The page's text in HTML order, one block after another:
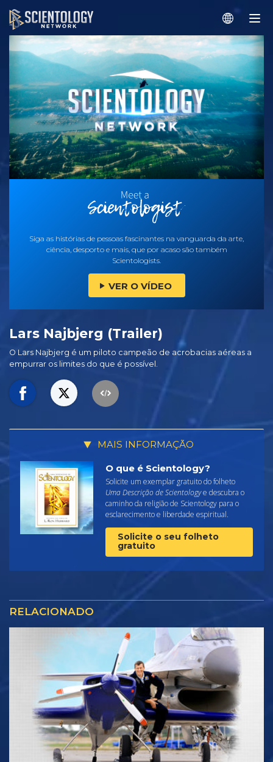
Siga as histórias de pessoas fascinantes na vanguarda da arte,
ciência, desporto e mais, que por acaso são também
Scientologists.
VER O VÍDEO
Lars Najbjerg (Trailer)
O Lars Najbjerg é um piloto campeão de acrobacias aéreas a
empurrar os limites do que é possível.
MAIS INFORMAÇÃO
O que é Scientology?
Solicite um exemplar gratuito do folheto
Uma Descrição de Scientologye descubra o
caminho da religião de Scientology para o
esclarecimento e liberdade espiritual.
Solicite o seu folheto
gratuito
RELACIONADO